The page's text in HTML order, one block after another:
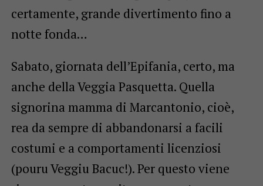
certamente, grande divertimento fino a
notte fonda…
Sabato, giornata dell’Epifania, certo, ma
anche della Veggia Pasquetta. Quella
signorina mamma di Marcantonio, cioè,
rea da sempre di abbandonarsi a facili
costumi e a comportamenti licenziosi
(pouru Veggiu Bacuc!). Per questo viene